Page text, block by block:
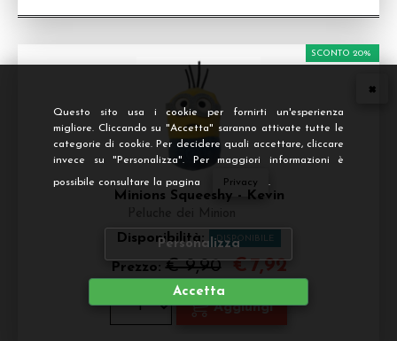
Questo sito usa i cookie per fornirti un'esperienza
migliore. Cliccando su "Accetta" saranno attivate tutte le
categorie di cookie. Per decidere quali accettare, cliccare
invece su "Personalizza". Per maggiori informazioni è
possibile consultare la pagina Privacy .
Personalizza
Accetta
Minions Squeeshy - Kevin
Disponibilità: DISPONIBILE
Prezzo: € 9,90
SCONTO 20%
€7,92